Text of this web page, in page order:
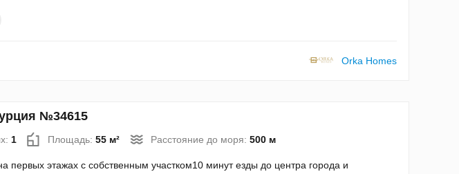
Orka Homes
№34615
1 Площадь: 55 м² Расстояние до моря: 500 м
первых этажах с собственным участком10 минут езды до центра города и